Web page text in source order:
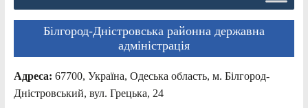
Білгород-Дністровська районна державна
адміністрація
Адреса: 67700, Україна, Одеська область, м. Білгород-
Дністровський, вул. Грецька, 24